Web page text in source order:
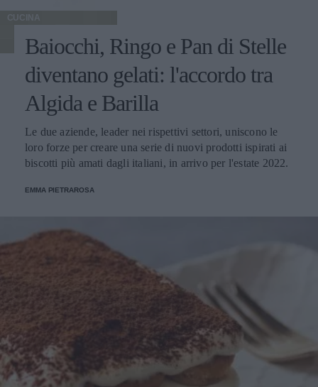
CUCINA
Baiocchi, Ringo e Pan di Stelle
diventano gelati: l'accordo tra
Algida e Barilla
Le due aziende, leader nei rispettivi settori, uniscono le
loro forze per creare una serie di nuovi prodotti ispirati ai
biscotti più amati dagli italiani, in arrivo per l'estate 2022.
EMMA PIETRAROSA